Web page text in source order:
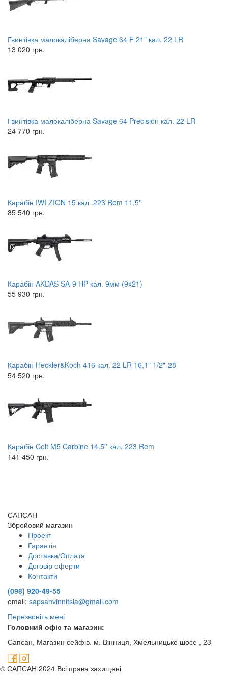
Гвинтівка малокаліберна Savage 64 F 21" кал. 22 LR
13 020 грн.
Гвинтівка малокаліберна Savage 64 Precision кал. 22 LR
24 770 грн.
Карабін IWI ZION 15 кал .223 Rem 11,5''
85 540 грн.
Карабін AKDAS SA-9 HP кал. 9мм (9x21)
55 930 грн.
Карабін Heckler&Koch 416 кал. 22 LR 16,1" 1/2"-28
54 520 грн.
Карабін Colt M5 Carbine 14.5'' кал. 223 Rem
141 450 грн.
САПСАН
Збройовий магазин
Проект
Гарантія
Доставка/Оплата
Договір оферти
Контакти
(098) 920-49-55
email: sapsanvinnitsia@gmail.com
Перезвоніть мені
Головний офіс та магазин:
Сапсан, Магазин сейфів. м. Вінниця, Хмельницьке шосе , 23
© САПСАН 2024 Всі права захищені